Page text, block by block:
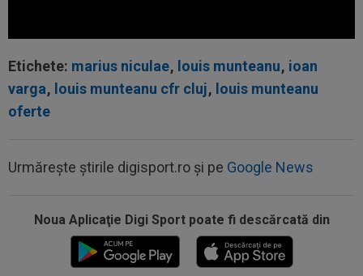
Etichete: marius niculae, louis munteanu, ioan
varga, louis munteanu cfr cluj, louis munteanu
oferte
Urmărește știrile digisport.ro și pe Google News
Noua Aplicaţie Digi Sport poate fi descărcată din
00:01
Rușii îl provoacă pe David Popovici înaintea
00:00 EXCLUSIV
Atacant pentru FCSB! A făcut
anunțul ÎN DIRECT: ”Îi dau eu lui Gigi unul bun”
VIDEO
Daniel Pancu a ”explodat”, după UTA -